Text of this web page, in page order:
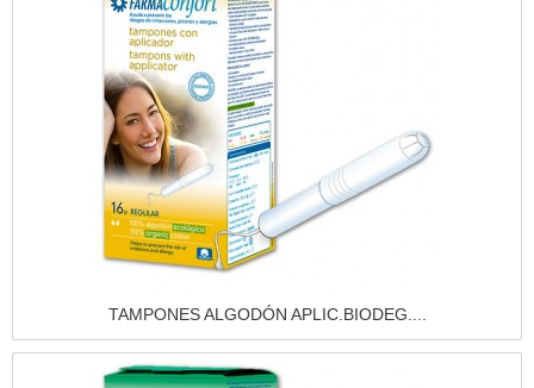
Vista rápida
TAMPONES ALGODÓN APLIC.BIODEG....